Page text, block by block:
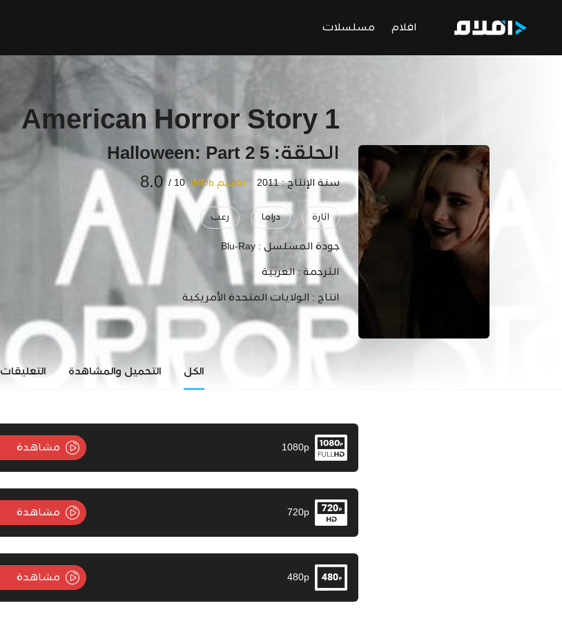
افلام مسلسلات
American Horror Story 1
الحلقة: 5 Halloween: Part 2
سنة الإنتاج : 2011 تقييم IMDb 10 /
8.0
اثارة دراما رعب
جودة المسلسل :Blu-Ray
الترجمة :العربية
انتاج : الولايات المتحدة الأمريكية
الكل التحميل والمشاهدة التعليقات
1080p مشاهدة
720p مشاهدة
480p مشاهدة